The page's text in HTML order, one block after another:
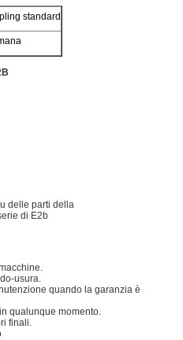
standard
usura.
quando la garanzia è
qualunque momento.
finali.